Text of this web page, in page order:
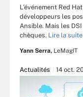
L’événement Red
développeurs les
Ansible. Mais les
chèques. Lire la suite
Yann Serra, LeMagIT
Actualités 14 oct.